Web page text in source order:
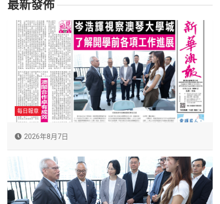
最新發佈
每日報章
2026年8月7日